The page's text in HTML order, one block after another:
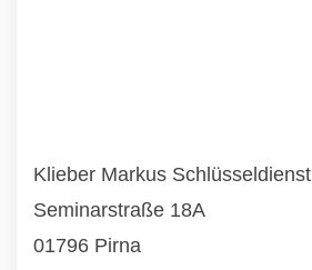
Klieber Markus Schlüsseldienst
Seminarstraße 18A
01796 Pirna